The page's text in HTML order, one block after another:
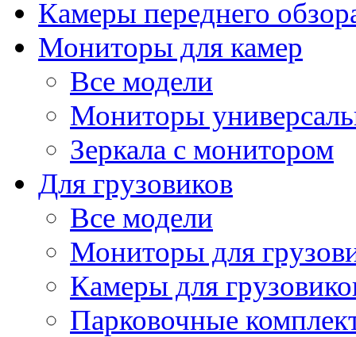
Камеры переднего
Мониторы для камер
Все модели
Мониторы
Зеркала с монитором
Для грузовиков
Все модели
Мониторы для
Камеры для
Парковочные